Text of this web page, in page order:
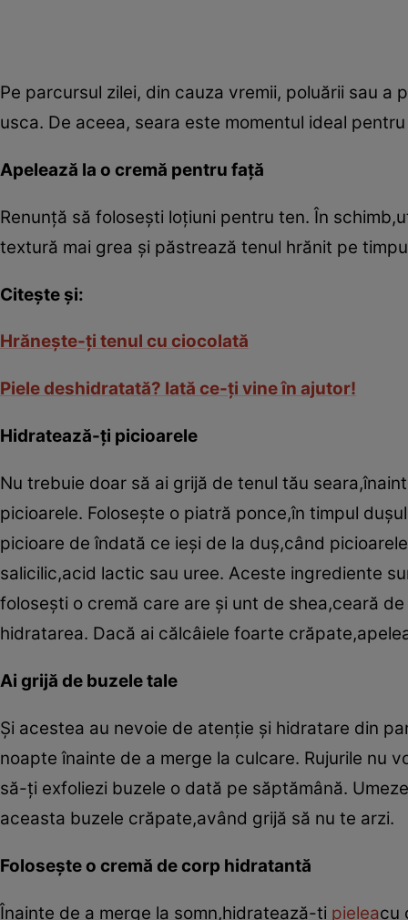
Pe parcursul zilei, din cauza vremii, poluării sau
usca. De aceea, seara este momentul ideal
Apelează la o cremă pentru faţă
Renunţă să foloseşti loţiuni pentru ten. În
textură mai grea şi păstrează tenul hrănit pe
Citeşte şi:
Hrăneşte-ţi tenul cu ciocolată
Piele deshidratată? Iată ce-ţi vine în ajutor!
Hidratează-ţi picioarele
Nu trebuie doar să ai grijă de tenul tău
picioarele. Foloseşte o piatră ponce,în timpul
picioare de îndată ce ieşi de la duş,când
salicilic,acid lactic sau uree. Aceste ingrediente
foloseşti o cremă care are şi unt de shea,ceară
hidratarea. Dacă ai călcâiele foarte
Ai grijă de buzele tale
Şi acestea au nevoie de atenţie şi hidratare din
noapte înainte de a merge la culcare. Rujurile nu
să-ţi exfoliezi buzele o dată pe săptămână.
aceasta buzele crăpate,având grijă să nu te arzi.
Foloseşte o cremă de corp hidratantă
Înainte de a merge la somn,hidratează-ţi pieleacu